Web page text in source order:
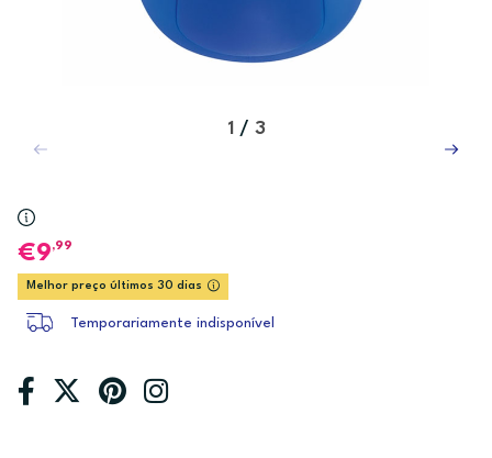
1 / 3
9,99
Melhor preço últimos 30 dias
Temporariamente indisponível